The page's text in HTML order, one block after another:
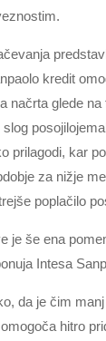
kredit
načrta glede na
prilagodi, kar
za nižje
poplačilo
je še ena
Intesa
da je čim
hitro